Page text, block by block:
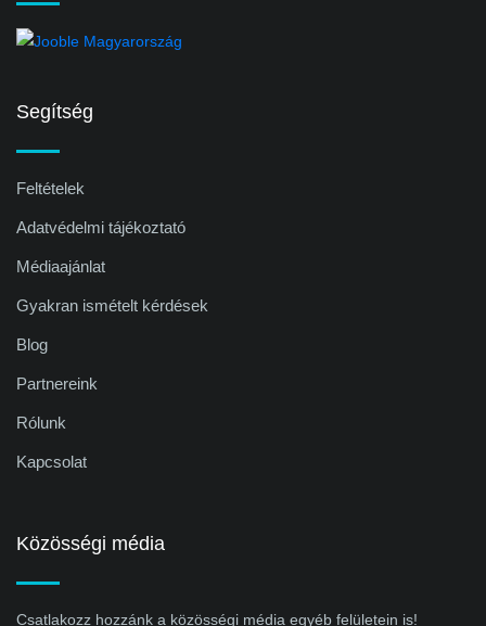
Segítség
Feltételek
Adatvédelmi tájékoztató
Médiaajánlat
Gyakran ismételt kérdések
Blog
Partnereink
Rólunk
Kapcsolat
Közösségi média
Csatlakozz hozzánk a közösségi média egyéb felületein is!